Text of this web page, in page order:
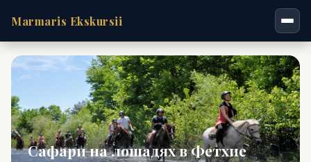
Marmaris Ekskursii
Сафари на лошадях в Фетхие